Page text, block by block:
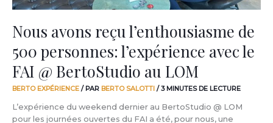
Nous avons reçu l’enthousiasme de
500 personnes: l’expérience avec le
FAI @ BertoStudio au LOM
BERTO EXPÉRIENCE / PAR BERTO SALOTTI /3 MINUTES DE LECTURE
L’expérience du weekend dernier au BertoStudio @ LOM
pour les journées ouvertes du FAI a été, pour nous, une
@
au